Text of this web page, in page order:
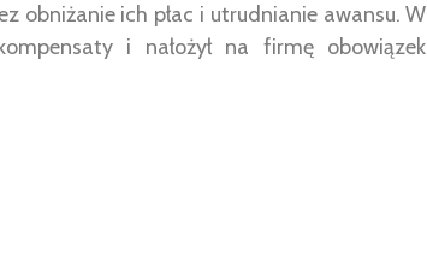
obniżanie ich płac i utrudnianie awansu. W
i nałożył na firmę obowiązek